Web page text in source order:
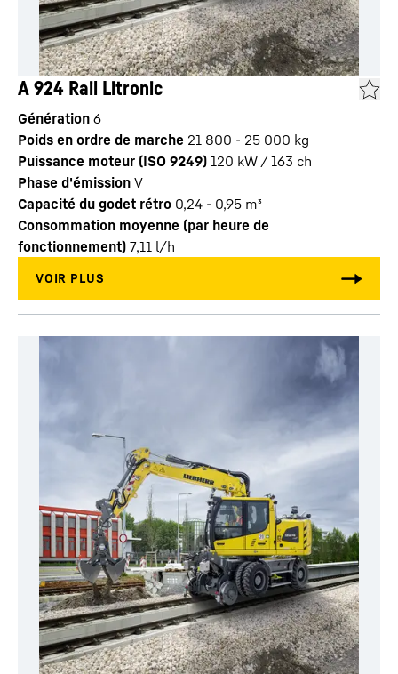
A 924 Rail Litronic
Génération 6
Poids en ordre de marche 21 800 - 25 000 kg
Puissance moteur (ISO 9249) 120 kW / 163 ch
Phase d'émission V
Capacité du godet rétro 0,24 - 0,95 m³
Consommation moyenne (par heure de
fonctionnement) 7,11 l/h